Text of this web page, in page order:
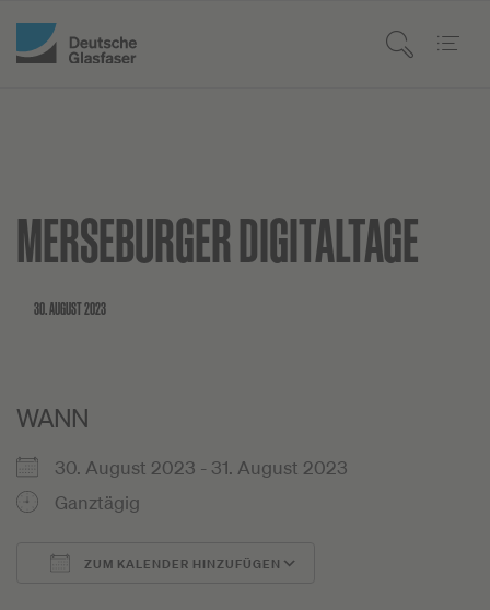
MERSEBURGER DIGITALTAGE
30. AUGUST 2023
WANN
30. August 2023 - 31. August 2023
Ganztägig
ZUM KALENDER HINZUFÜGEN